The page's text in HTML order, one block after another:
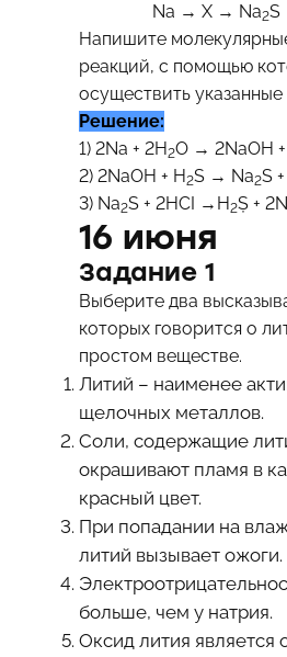
Na → X → Na2S
Напишите
реакций, с помощью
осуществить
Решение:
1) 2Na + 2H2O → 2NaOH +
2) 2NaOH + H2S → Na2S
3) Na2S + 2HCI →H2Ș +
16 июня
Задание 1
Выберите два
которых говорится о
простом веществе.
Литий – наименее
щелочных металлов.
Соли, содержащие
окрашивают пламя в
красный цвет.
При попадании на
литий вызывает ожоги.
больше, чем у натрия.
Оксид лития является